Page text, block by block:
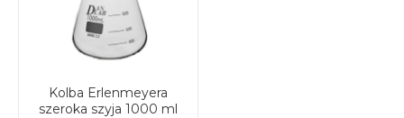
Kolba Erlenmeyera
szeroka szyja 1000 ml